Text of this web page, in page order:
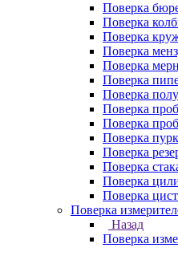
Поверка
Поверка
Поверка
Поверка
Поверка
Поверка
Поверка
Поверка
Поверка
Поверка
Поверка
Поверка
Поверка
Поверка
Поверка
Назад
Поверка